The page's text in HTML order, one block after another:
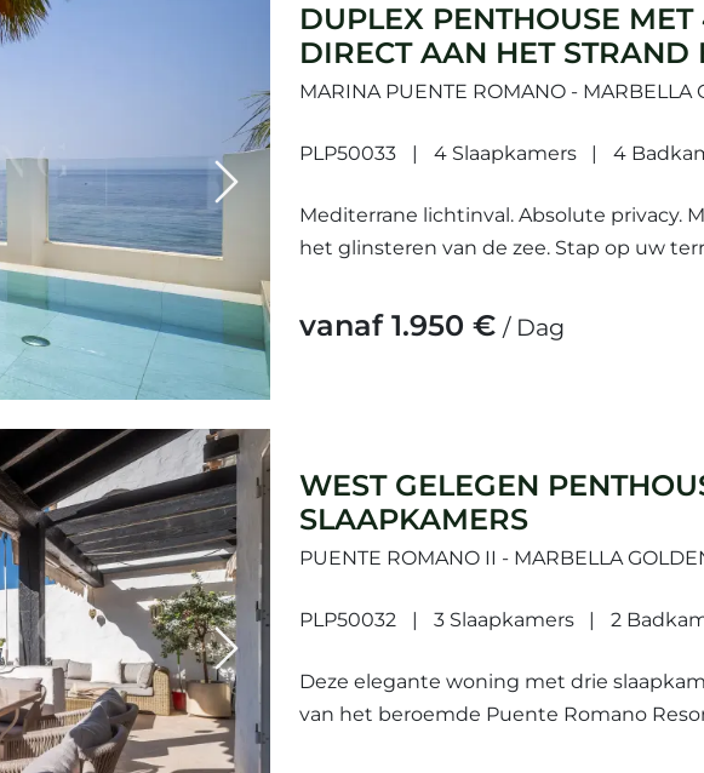
Next
DUPLEX PENTHOUSE
DIRECT AAN HET STRAND
PRIVÉZWEMBAD.
MARINA PUENTE ROMANO - MARBELLA
PLP50033 4 Slaapkamers 4
Mediterrane lichtinval. Absolute privacy.
het glinsteren van de zee. Stap op uw
vanaf 1.950 € / Dag
Next
WEST GELEGEN
SLAAPKAMERS
PUENTE ROMANO II - MARBELLA
PLP50032 3 Slaapkamers 2
Deze elegante woning met drie
van het beroemde Puente Romano